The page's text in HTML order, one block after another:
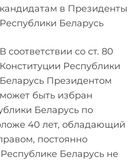
кандидатам в Президенты
Республики Беларусь
В соответствии со ст. 80
Конституции Республики
Беларусь Президентом
может быть избран
Беларусь по
40 лет, обладающий
постоянно
Беларусь не